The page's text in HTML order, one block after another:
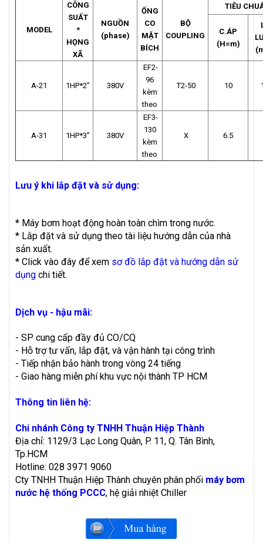
MODEL
CÔNG
SUẤT
*
HỌNG
XÃ
NGUỒN
(phase)
ỐNG
CO
MẶT
BÍCH
BỘ
COUPLING
TIÊU
C.ÁP
(H=m)
A-21 1HP*2” 380V
EF2-
96
kèm
theo
T2-50 10
A-31 1HP*3” 380V
EF3-
130
kèm
theo
X 6.5
Lưu ý khi lắp đặt và sử dụng:
* Máy bơm hoạt động hoàn toàn chìm trong nước.
* Lắp đặt và sử dụng theo tài liệu hướng dẫn của nhà
sản xuất.
* Click vào đây để xem sơ đồ lắp đặt và hướng dẫn sử
dụng chi tiết.
Dịch vụ - hậu mãi:
- SP cung cấp đầy đủ CO/CQ
- Hỗ trợ tư vấn, lắp đặt, và vận hành tại công trình
- Tiếp nhận bảo hành trong vòng 24 tiếng
- Giao hàng miễn phí khu vực nội thành TP HCM
Thông tin liên hệ:
Chi nhánh Công ty TNHH Thuận Hiệp Thành
Địa chỉ: 1129/3 Lạc Long Quân, P. 11, Q. Tân Bình,
Tp.HCM
Hotline: 028 3971 9060
Cty TNHH Thuận Hiệp Thành chuyên phân phối máy bơm
nước hệ thống PCCC, hệ giải nhiệt Chiller